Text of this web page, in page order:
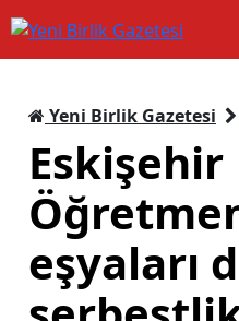
Yeni Birlik Gazetesi
Eskişehir
eşyaları